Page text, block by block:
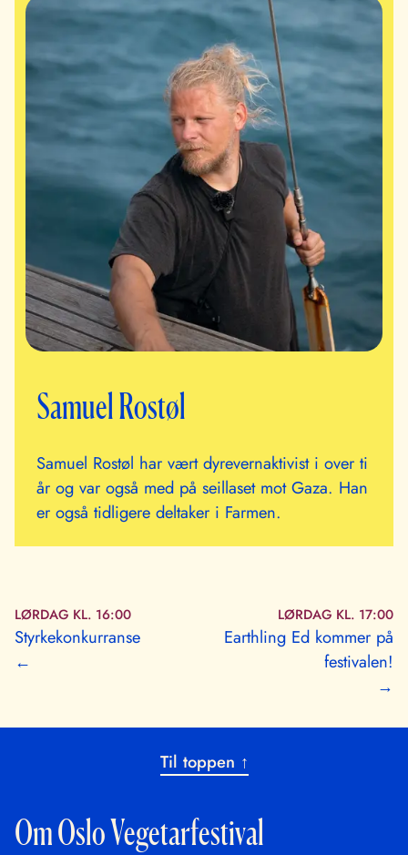
Samuel Rostøl
Samuel Rostøl har vært dyrevernaktivist i over ti
år og var også med på seillaset mot Gaza. Han
er også tidligere deltaker i Farmen.
LØRDAG KL. 16:00
Styrkekonkurranse
←
LØRDAG KL. 17:00
Earthling Ed kommer på
festivalen!
→
Til toppen ↑
Om Oslo Vegetarfestival